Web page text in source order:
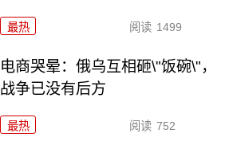
最热 阅读 1499
电商哭晕：俄乌互相砸\"饭碗\"，
战争已没有后方
最热 阅读 752